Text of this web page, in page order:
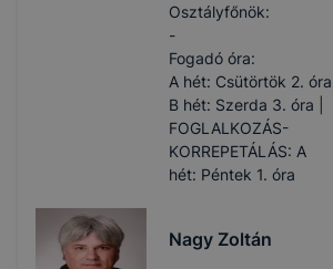
Osztályfőnök:
-
Fogadó óra:
A hét: Csütörtök 2. óra
B hét: Szerda 3. óra |
FOGLALKOZÁS-
KORREPETÁLÁS: A
hét: Péntek 1. óra
Nagy Zoltán